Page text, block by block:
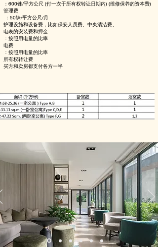
：600铢/平方公尺 (付一次于所有权转让日期内) (维修保养的资本费)
管理费
：50铢/平方公尺/月
护理设施和设备费，比如保安人员费、中央清洁费、
电表的安装费和押金
：按照用电量的比率
电费
：按照用电量的比率
所有权转让费
买方和卖房都支付各方一半